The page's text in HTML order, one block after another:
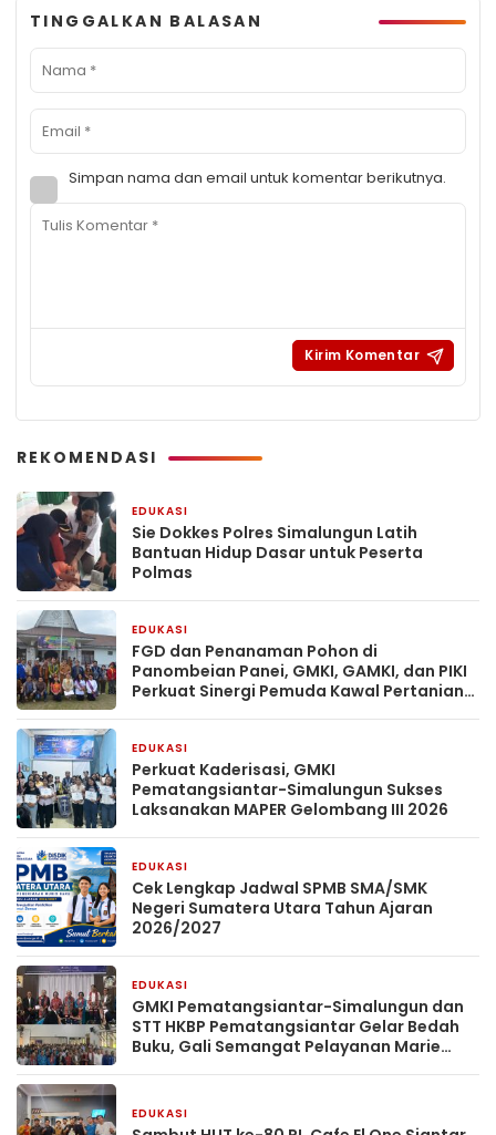
TINGGALKAN BALASAN
Simpan nama dan email untuk komentar berikutnya.
REKOMENDASI
EDUKASI
Sie Dokkes Polres Simalungun Latih
Bantuan Hidup Dasar untuk Peserta
Polmas
EDUKASI
FGD dan Penanaman Pohon di
Panombeian Panei, GMKI, GAMKI, dan PIKI
Perkuat Sinergi Pemuda Kawal Pertanian
EDUKASI
Perkuat Kaderisasi, GMKI
Pematangsiantar-Simalungun Sukses
Laksanakan MAPER Gelombang III 2026
EDUKASI
Cek Lengkap Jadwal SPMB SMA/SMK
Negeri Sumatera Utara Tahun Ajaran
2026/2027
EDUKASI
GMKI Pematangsiantar-Simalungun dan
STT HKBP Pematangsiantar Gelar Bedah
Buku, Gali Semangat Pelayanan Marie
EDUKASI